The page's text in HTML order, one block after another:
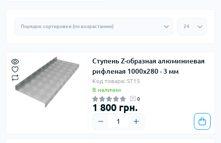
Ступень Z-образная алюминиевая
рифленая 1000х280 - 3 мм
Код товара: ST15
В наличии
0
1 800 грн.